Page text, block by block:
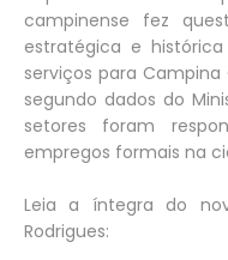
campinense fez
estratégica e
serviços para Campina
segundo dados do
setores foram
empregos formais na
Leia a íntegra do
Rodrigues: